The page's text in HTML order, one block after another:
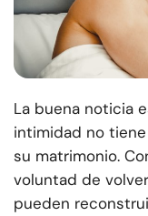
La buena noticia
intimidad no
su matrimonio.
voluntad de
pueden